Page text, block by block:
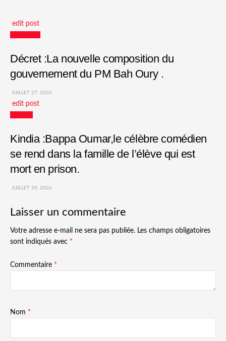
edit post
Décret :La nouvelle composition du
gouvernement du PM Bah Oury .
JUILLET 27, 2026
edit post
Kindia :Bappa Oumar,le célèbre comédien
se rend dans la famille de l’élève qui est
mort en prison.
JUILLET 24, 2026
Laisser un commentaire
Votre adresse e-mail ne sera pas publiée. Les champs obligatoires
sont indiqués avec *
Commentaire *
Nom *